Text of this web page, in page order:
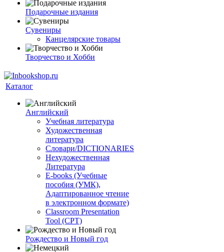
Подарочные издания
Сувениры
Канцелярские товары
Творчество и Хобби
Каталог
Английский
Учебная литература
Художественная
литература
Словари/DICTIONARIES
Нехудожественная
Литература
E-books (Учебные
пособия (УМК),
Адаптированное чтение
в электронном формате)
Classroom Presentation
Tool (CPT)
Рождество и Новый год